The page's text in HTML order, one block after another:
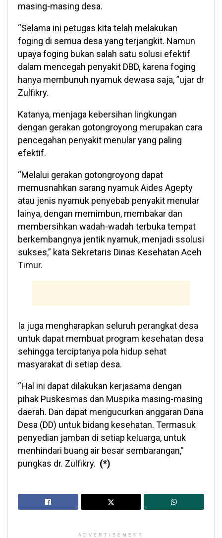
masing-masing desa.
“Selama ini petugas kita telah melakukan
foging di semua desa yang terjangkit. Namun
upaya foging bukan salah satu solusi efektif
dalam mencegah penyakit DBD, karena foging
hanya membunuh nyamuk dewasa saja, ”ujar dr
Zulfikry.
Katanya, menjaga kebersihan lingkungan
dengan gerakan gotongroyong merupakan cara
pencegahan penyakit menular yang paling
efektif.
“Melalui gerakan gotongroyong dapat
memusnahkan sarang nyamuk Aides Agepty
atau jenis nyamuk penyebab penyakit menular
lainya, dengan memimbun, membakar dan
membersihkan wadah-wadah terbuka tempat
berkembangnya jentik nyamuk, menjadi ssolusi
sukses,” kata Sekretaris Dinas Kesehatan Aceh
Timur.
Ia juga mengharapkan seluruh perangkat desa
untuk dapat membuat program kesehatan desa
sehingga terciptanya pola hidup sehat
masyarakat di setiap desa.
“Hal ini dapat dilakukan kerjasama dengan
pihak Puskesmas dan Muspika masing-masing
daerah. Dan dapat mengucurkan anggaran Dana
Desa (DD) untuk bidang kesehatan. Termasuk
penyedian jamban di setiap keluarga, untuk
menhindari buang air besar sembarangan,”
pungkas dr. Zulfikry. (*)
ADVERTISEMENT